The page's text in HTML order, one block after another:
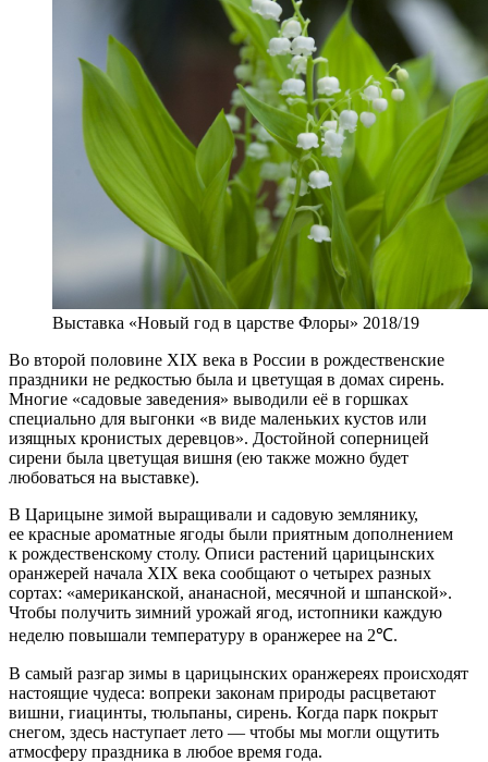
Выставка «Новый год в царстве Флоры» 2018/19
Во второй половине XIX века в России в рождественские
праздники не редкостью была и цветущая в домах сирень.
Многие «садовые заведения» выводили её в горшках
специально для выгонки «в виде маленьких кустов или
изящных кронистых деревцов». Достойной соперницей
сирени была цветущая вишня (ею также можно будет
любоваться на выставке).
В Царицыне зимой выращивали и садовую землянику,
ее красные ароматные ягоды были приятным дополнением
к рождественскому столу. Описи растений царицынских
оранжерей начала XIX века сообщают о четырех разных
сортах: «американской, ананасной, месячной и шпанской».
Чтобы получить зимний урожай ягод, истопники каждую
неделю повышали температуру в оранжерее на 2℃.
В самый разгар зимы в царицынских оранжереях происходят
настоящие чудеса: вопреки законам природы расцветают
вишни, гиацинты, тюльпаны, сирень. Когда парк покрыт
снегом, здесь наступает лето — чтобы мы могли ощутить
атмосферу праздника в любое время года.